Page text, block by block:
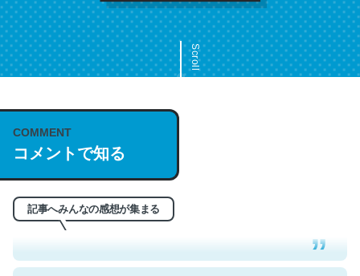
Scroll
COMMENT
コメントで知る
記事へみんなの感想が集まる
これは名文。彼はとてもクレバーなんだろうなと凄く思
う。英語少しでも読める人は原文もお勧め。自分はこの流
れ好き。Let’s Fucking Go. Then Covid hit. Shit.
─今のこの状況が信じられるかい？ by ラーズ・ヌートバー